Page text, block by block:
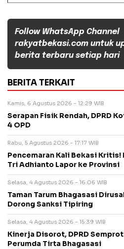
Follow WhatsApp Channel
rakyatbekasi.com untuk
berita terbaru setiap hari
BERITA TERKAIT
Kamis, 6 Agustus 2026 - 12:29 WIB
Serapan Fisik Rendah, DPRD
4 OPD
Rabu, 5 Agustus 2026 - 17:17 WIB
Pencemaran Kali Bekasi Kritis!
Tri Adhianto Lapor ke Provinsi
Selasa, 4 Agustus 2026 - 16:06 WIB
Taman Tarum Bhagasasi
Dorong Sanksi Tipiring
Selasa, 4 Agustus 2026 - 15:39 WIB
Kinerja Disorot, DPRD
Perumda Tirta Bhagasasi